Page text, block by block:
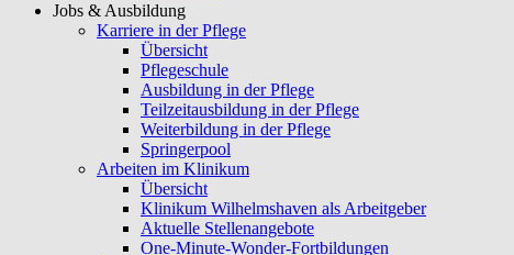
Jobs & Ausbildung
Karriere in der Pflege
Übersicht
Pflegeschule
Ausbildung in der Pflege
Teilzeitausbildung in der Pflege
Weiterbildung in der Pflege
Springerpool
Arbeiten im Klinikum
Übersicht
Klinikum Wilhelmshaven als Arbeitgeber
Aktuelle Stellenangebote
One-Minute-Wonder-Fortbildungen